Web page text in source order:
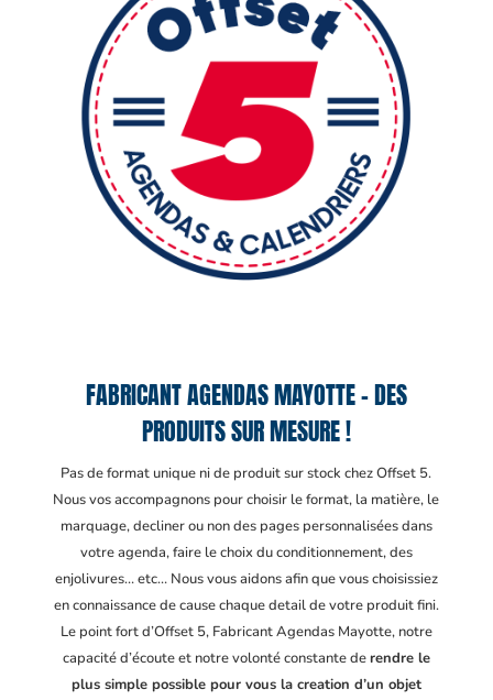
FABRICANT AGENDAS MAYOTTE – DES
PRODUITS SUR MESURE !
Pas de format unique ni de produit sur stock chez Offset 5.
Nous vos accompagnons pour choisir le format, la matière, le
marquage, decliner ou non des pages personnalisées dans
votre agenda, faire le choix du conditionnement, des
enjolivures… etc… Nous vous aidons afin que vous choisissiez
en connaissance de cause chaque detail de votre produit fini.
Le point fort d’Offset 5, Fabricant Agendas Mayotte, notre
capacité d’écoute et notre volonté constante derendre le
plus simple possible pour vous la creation d’un objet